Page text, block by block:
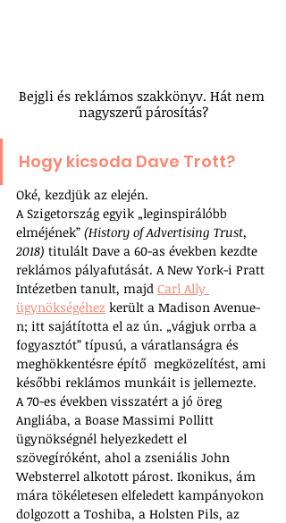
Bejgli és reklámos szakkönyv. Hát nem
nagyszerű párosítás?
Hogy kicsoda Dave Trott?
Oké, kezdjük az elején.
A Szigetország egyik „leginspirálóbb
elméjének” (History of Advertising Trust,
2018) titulált Dave a 60-as években kezdte
reklámos pályafutását. A New York-i Pratt
Intézetben tanult, majd Carl Ally
ügynökségéhez került a Madison Avenue-
n; itt sajátította el az ún. „vágjuk orrba a
fogyasztót” típusú, a váratlanságra és
meghökkentésre építő  megközelítést, ami
későbbi reklámos munkáit is jellemezte.
A 70-es években visszatért a jó öreg
Angliába, a Boase Massimi Pollitt
ügynökségnél helyezkedett el
szövegíróként, ahol a zseniális John
Websterrel alkotott párost. Ikonikus, ám
mára tökéletesen elfeledett kampányokon
dolgozott a Toshiba, a Holsten Pils, az